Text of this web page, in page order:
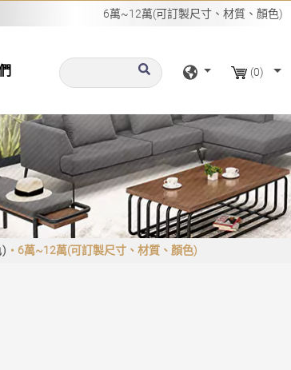
6萬~12萬(可訂製尺寸、材質、顏色)
(0)
6萬~12萬(可訂製尺寸、材質、顏色)